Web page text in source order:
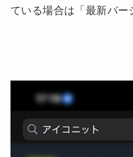
ている場合は「最新バー